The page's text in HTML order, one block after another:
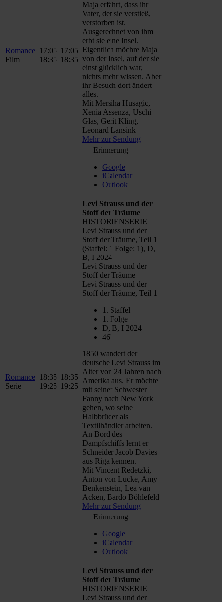
Romance
Film
17:05
18:35
17:05
18:35
Maja erfährt, dass ihr
Vater, der sie verstieß,
verstorben ist.
Ausgerechnet von ihm
erbt sie eine Insel.
Eigentlich möchre Maja
von der Insel, auf der sie
einst glücklich war,
nichts mehr wissen. Aber
ihr Besuch dort ändert
alles.
Mit Mersiha Husagic,
Xenia Assenza, Uschi
Glas, Gerit Kling,
Leonard Lansink
Mehr zur Sendung
Erinnerung
Google
iCalendar
Outlook
Romance
Serie
18:35
19:25
18:35
19:25
Levi Strauss und der
Stoff der Träume
HISTORIENSERIE
Levi Strauss und der
Stoff der Träume, Teil 1
(Staffel: 1 Folge: 1), D,
B, I 2024
Levi Strauss und der
Stoff der Träume
Levi Strauss und der
Stoff der Träume, Teil 1
1. Staffel
1. Folge
D, B, I 2024
46'
1850 wandert der
deutsche Levi Strauss im
Alter von 24 Jahren nach
Amerika aus. Er möchte
mit seiner Schwester
Fanny nach New York
gehen, wo seine
Halbbrüder als
Textilhändler arbeiten.
An Bord des
Dampfschiffs lernt er
Schneider Jacob Davies
aus Riga kennen.
Mit Vincent Redetzki,
Anton von Lucke, Amy
Benkenstein, Lea van
Acken, Bardo Böhlefeld
Mehr zur Sendung
Erinnerung
Google
iCalendar
Outlook
Levi Strauss und der
Stoff der Träume
HISTORIENSERIE
Levi Strauss und der